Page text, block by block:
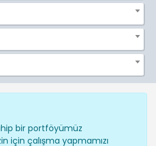
bir portföyümüz
için çalışma yapmamızı